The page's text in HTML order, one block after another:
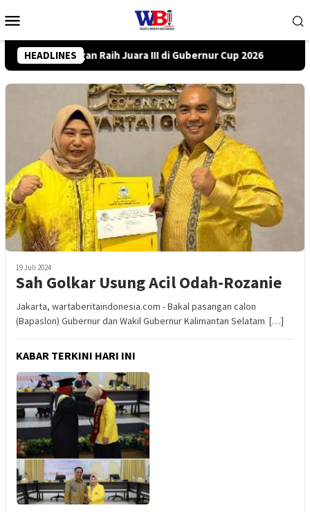
ke
Mobile
HEADLINES
2026 DPRD Tanah Bumbu Desak PLN Batulicin
19 Juli 2024
Sah Golkar Usung Acil Odah-Rozanie
Jakarta, wartaberitaindonesia.com - Bakal pasangan calon
(Bapaslon) Gubernur dan Wakil Gubernur Kalimantan Selatam […]
KABAR TERKINI HARI INI